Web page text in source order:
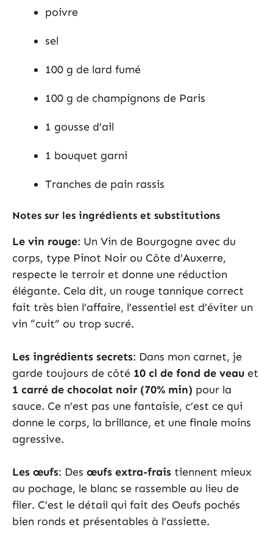
poivre
sel
100 g de lard fumé
100 g de champignons de Paris
1 gousse d’ail
1 bouquet garni
Tranches de pain rassis
Notes sur les ingrédients et substitutions
Le vin rouge: Un Vin de Bourgogne avec du
corps, type Pinot Noir ou Côte d’Auxerre,
respecte le terroir et donne une réduction
élégante. Cela dit, un rouge tannique correct
fait très bien l’affaire, l’essentiel est d’éviter un
vin “cuit” ou trop sucré.
Les ingrédients secrets: Dans mon carnet, je
garde toujours de côté 10 cl de fond de veau et
1 carré de chocolat noir (70% min) pour la
sauce. Ce n’est pas une fantaisie, c’est ce qui
donne le corps, la brillance, et une finale moins
agressive.
Les œufs: Des œufs extra-frais tiennent mieux
au pochage, le blanc se rassemble au lieu de
filer. C’est le détail qui fait des Oeufs pochés
bien ronds et présentables à l’assiette.